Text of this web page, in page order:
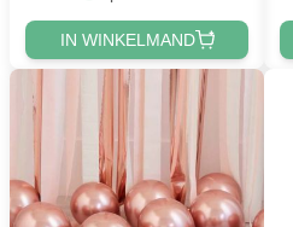
IN WINKELMAND